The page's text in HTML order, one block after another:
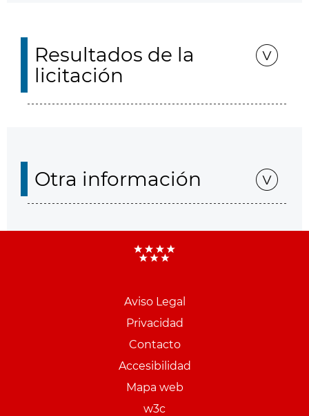
Resultados de la
licitación
Otra información
Aviso Legal
Privacidad
Contacto
Accesibilidad
Mapa web
w3c